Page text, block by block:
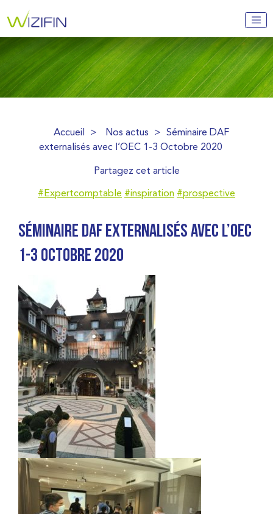
Accueil > Nos actus > Séminaire DAF
externalisés avec l’OEC 1-3 Octobre 2020
Partagez cet article
#Expertcomptable #inspiration #prospective
SÉMINAIRE DAF EXTERNALISÉS AVEC L’OEC
1-3 OCTOBRE 2020